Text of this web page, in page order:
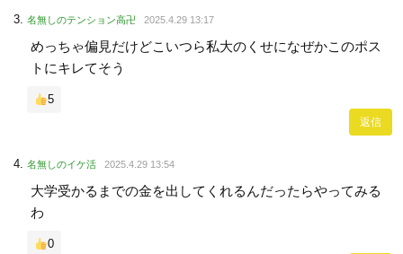
名無しのテンション高卍 2025.4.29 13:17
めっちゃ偏見だけどこいつら私大のくせになぜかこのポス
トにキレてそう
5
返信
名無しのイケ活 2025.4.29 13:54
大学受かるまでの金を出してくれるんだったらやってみる
わ
0